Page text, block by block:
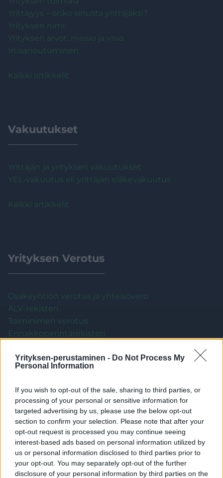
Yrityksen-perustaminen - Do Not Process My
Personal Information
If you wish to opt-out of the sale, sharing to third parties, or
processing of your personal or sensitive information for
targeted advertising by us, please use the below opt-out
section to confirm your selection. Please note that after your
opt-out request is processed you may continue seeing
interest-based ads based on personal information utilized by
us or personal information disclosed to third parties prior to
your opt-out. You may separately opt-out of the further
disclosure of your personal information by third parties on the
Yrittäjyys – onko sinusta yrittäjäksi?
Yrityksen nimi
Yrityksen arvot, missio ja visio
Irtisanoutuminen
Kaikki artikkelit
Vakuutukset
Yrittäjän ja yrityksen vakuutukset
YEL-vakuutus eli yrittäjän eläkevakuutus
Kaikki artikkelit
Yrityksen Verotus
Osakeyhtiön verotus ja yhteisövero
ALV-rekisteri
Toiminimen verotus
Ennakkoperintärekisteri
osakeyhtiö maksavat tuloksestaan veroa etukäteen
Arvonlisävero
osakeyhtiöstään?
ALV-muutos 2026: alennettu verokanta laskee 14
%:sta 13,5 %:iin
Kaikki artikkelit